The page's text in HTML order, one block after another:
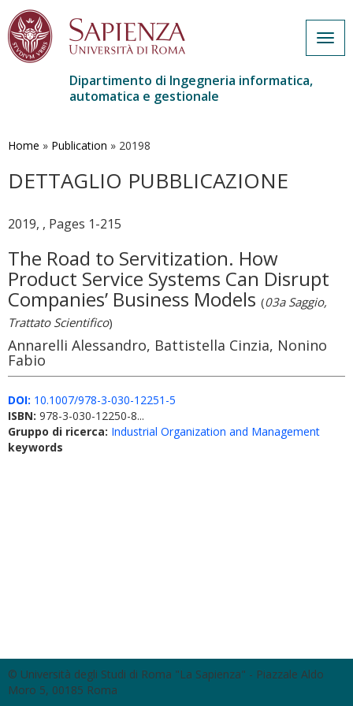
contenuto
Dipartimento di Ingegneria informatica,
automatica e gestionale
Home » Publication » 20198
DETTAGLIO PUBBLICAZIONE
2019, , Pages 1-215
The Road to Servitization. How
Product Service Systems Can Disrupt
Companies’ Business Models (03a Saggio,
Trattato Scientifico)
Annarelli Alessandro, Battistella Cinzia, Nonino
Fabio
DOI: 10.1007/978-3-030-12251-5
ISBN: 978-3-030-12250-8...
Gruppo di ricerca: Industrial Organization and Management
keywords
© Università degli Studi di Roma "La Sapienza" - Piazzale Aldo
Moro 5, 00185 Roma